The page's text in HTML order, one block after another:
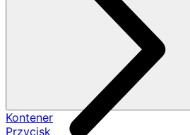
Kontener
Przycisk